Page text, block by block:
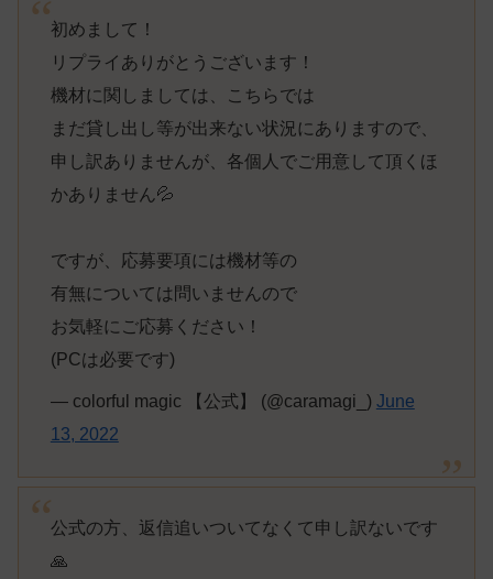
初めまして！
リプライありがとうございます！
機材に関しましては、こちらでは
まだ貸し出し等が出来ない状況にありますので、
申し訳ありませんが、各個人でご用意して頂くほ
かありません💦
ですが、応募要項には機材等の
有無については問いませんので
お気軽にご応募ください！
(PCは必要です)
— colorful magic 【公式】 (@caramagi_) June
13, 2022
公式の方、返信追いついてなくて申し訳ないです
🙏